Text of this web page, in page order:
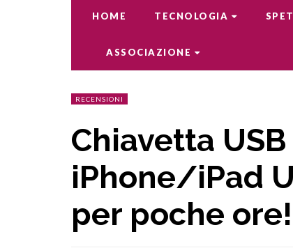
HOME TECNOLOGIA
ASSOCIAZIONE
RECENSIONI
Chiavetta
iPhone/iPad
per poche ore!